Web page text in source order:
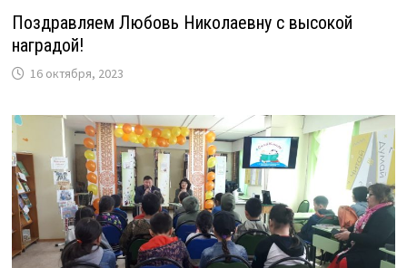
Поздравляем Любовь Николаевну с высокой
наградой!
16 октября, 2023